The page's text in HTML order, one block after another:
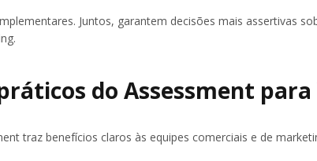
Juntos, garantem decisões mais assertivas
do Assessment
traz benefícios claros às equipes comerciais e de